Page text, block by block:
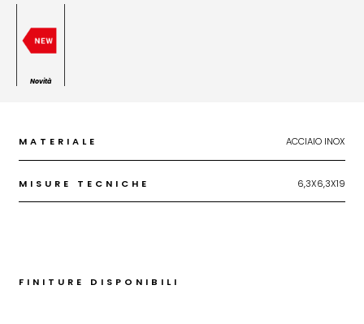
Novità
MATERIALE ACCIAIO INOX
MISURE TECNICHE 6,3X6,3X19
FINITURE DISPONIBILI